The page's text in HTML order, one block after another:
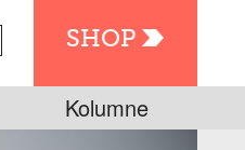
SHOP
Kolumne